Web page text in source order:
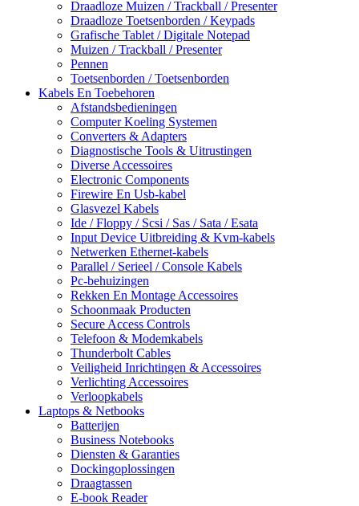
Draadloze Muizen / Trackball / Presenter
Draadloze Toetsenborden / Keypads
Grafische Tablet / Digitale Notepad
Muizen / Trackball / Presenter
Pennen
Toetsenborden / Toetsenborden
Kabels En Toebehoren
Afstandsbedieningen
Computer Koeling Systemen
Converters & Adapters
Diagnostische Tools & Uitrustingen
Diverse Accessoires
Electronic Components
Firewire En Usb-kabel
Glasvezel Kabels
Ide / Floppy / Scsi / Sas / Sata / Esata
Input Device Uitbreiding & Kvm-kabels
Netwerken Ethernet-kabels
Parallel / Serieel / Console Kabels
Pc-behuizingen
Rekken En Montage Accessoires
Schoonmaak Producten
Secure Access Controls
Telefoon & Modemkabels
Thunderbolt Cables
Veiligheid Inrichtingen & Accessoires
Verlichting Accessoires
Verloopkabels
Laptops & Netbooks
Batterijen
Business Notebooks
Diensten & Garanties
Dockingoplossingen
Draagtassen
E-book Reader